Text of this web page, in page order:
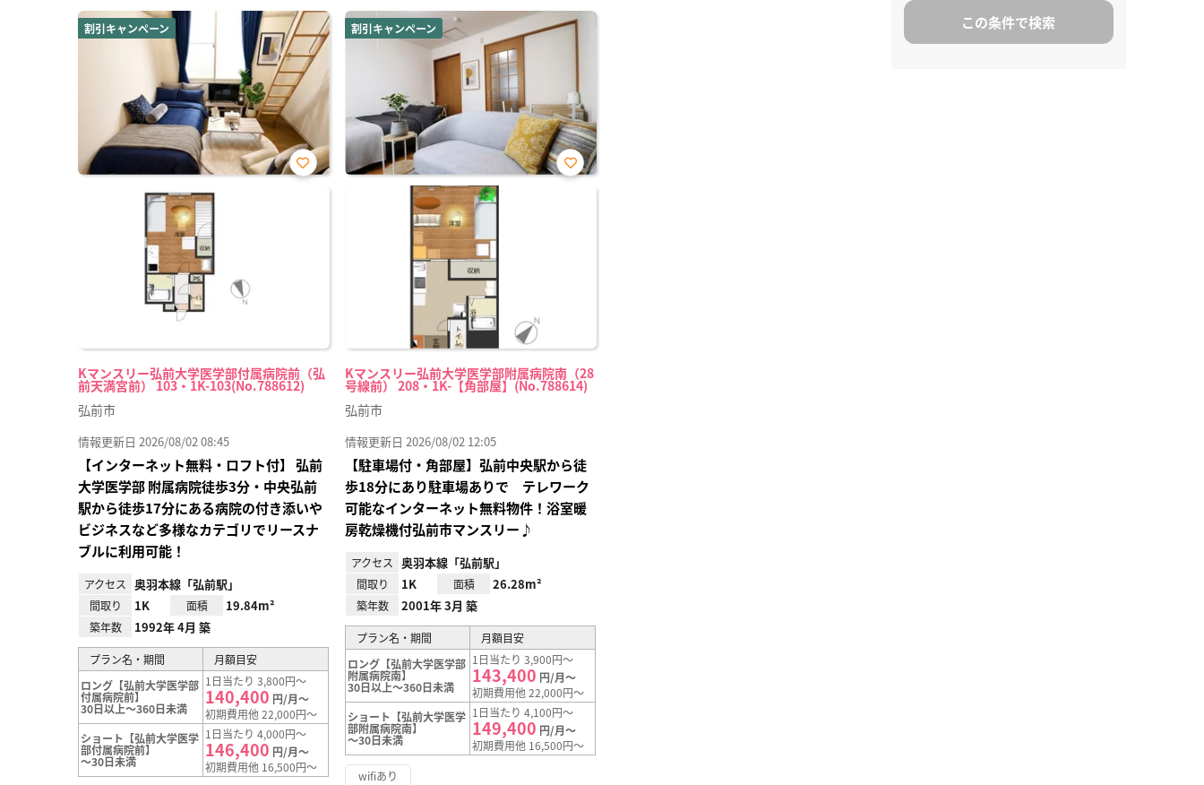
割引キャンペーン
Kマンスリー弘前大学医学部付属病院前（弘
前天満宮前） 103・1K-103(No.788612)
お気
弘前市
情報更新日 2026/08/02 08:45
【インターネット無料・ロフト付】 弘前
大学医学部 附属病院徒歩3分・中央弘前
駅から徒歩17分にある病院の付き添いや
ビジネスなど多様なカテゴリでリースナ
ブルに利用可能！
アクセス 奥羽本線「弘前駅」
間取り 1K 面積 19.84m²
築年数 1992年 4月 築
プラン名・期間
月額目安
ロング【弘前大学医学部
付属病院前】
30日以上～360日未満
1日当たり 3,800円～
140,400 円/月～
初期費用他 22,000円～
ショート【弘前大学医学
部付属病院前】
～30日未満
1日当たり 4,000円～
146,400 円/月～
初期費用他 16,500円～
割引キャンペーン
Kマンスリー弘前大学医学部附属病院南（28
号線前） 208・1K-【角部屋】(No.788614)
お気
弘前市
情報更新日 2026/08/02 12:05
【駐車場付・角部屋】弘前中央駅から徒
歩18分にあり駐車場ありで テレワーク
可能なインターネット無料物件！浴室暖
房乾燥機付弘前市マンスリー♪
アクセス 奥羽本線「弘前駅」
間取り 1K 面積 26.28m²
築年数 2001年 3月 築
プラン名・期間
月額目安
ロング【弘前大学医学部
附属病院南】
30日以上～360日未満
1日当たり 3,900円～
143,400 円/月～
初期費用他 22,000円～
ショート【弘前大学医学
部附属病院南】
～30日未満
1日当たり 4,100円～
149,400 円/月～
初期費用他 16,500円～
wifiあり